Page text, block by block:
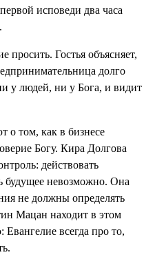
исповеди два часа
Гостья объясняет,
долго
у людей, ни у Бога, и видит
о том, как в бизнесе
Богу. Кира Долгова
действовать
будущее невозможно. Она
не должны определять
Мацан находит в этом
всегда про то,